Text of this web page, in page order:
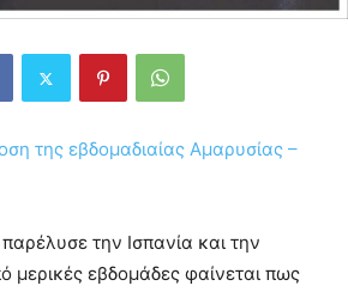
της εβδομαδιαίας Αμαρυσίας –
την Ισπανία και την
μερικές εβδομάδες φαίνεται πως